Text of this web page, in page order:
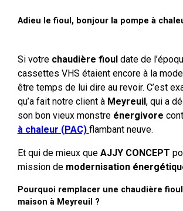
Adieu le fioul, bonjour la pompe à
Si votre chaudière fiouldate de
cassettes VHS étaient encore à la
être temps de lui dire au revoir. C’est
qu’a fait notre client à Meyreuil, qui a
son bon vieux monstre énergivore
à chaleur (PAC) flambant neuve.
Et qui de mieux que AJJY CONCEPT
mission de modernisation
Pourquoi remplacer une chaudière
maison à Meyreuil ?